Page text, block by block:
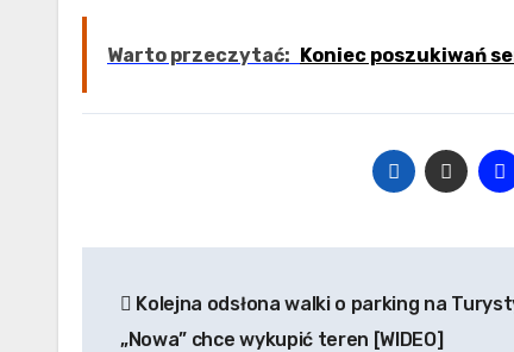
Warto przeczytać: Koniec poszukiwań
wpisu
Kolejna odsłona walki o parking na
„Nowa” chce wykupić teren [WIDEO]